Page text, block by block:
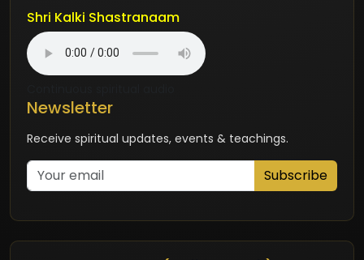
Shri Kalki Shastranaam
Newsletter
Receive spiritual updates, events & teachings.
Subscribe